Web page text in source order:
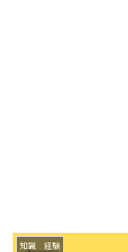
知識 経験